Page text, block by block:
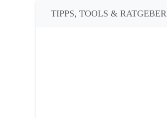
TIPPS, TOOLS & RATGEBER